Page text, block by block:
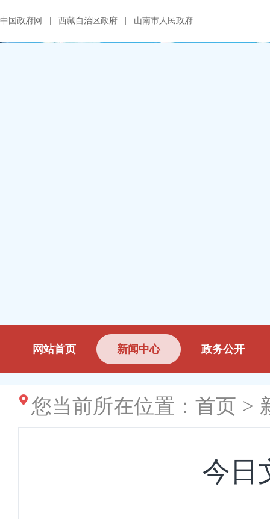
中国政府网 西藏自治区政府 山南市人民政府
网站首页 新闻中心 政务公开
您当前所在位置： 首页 >
今日